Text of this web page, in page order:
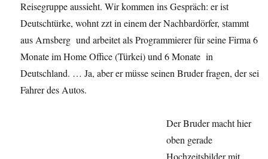
Reisegruppe aussieht. Wir kommen ins Gespräch: er ist
Deutschtürke, wohnt zzt in einem der Nachbardörfer, stammt
aus Arnsberg und arbeitet als Programmierer für seine Firma 6
Monate im Home Office (Türkei) und 6 Monate in
Deutschland. … Ja, aber er müsse seinen Bruder fragen, der sei
Fahrer des Autos.
Der Bruder macht hier
oben gerade
Hochzeitsbilder mit